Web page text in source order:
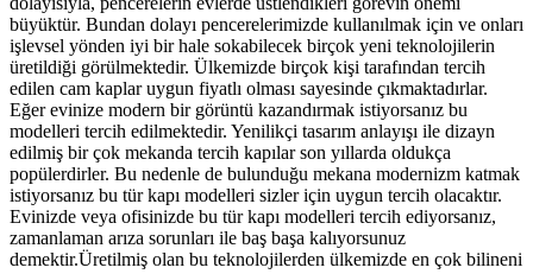
büyüktür. Bundan dolayı pencerelerimizde kullanılmak için ve onları
işlevsel yönden iyi bir hale sokabilecek birçok yeni teknolojilerin
üretildiği görülmektedir. Ülkemizde birçok kişi tarafından tercih
edilen cam kaplar uygun fiyatlı olması sayesinde çıkmaktadırlar.
Eğer evinize modern bir görüntü kazandırmak istiyorsanız bu
modelleri tercih edilmektedir. Yenilikçi tasarım anlayışı ile dizayn
edilmiş bir çok mekanda tercih kapılar son yıllarda oldukça
popülerdirler. Bu nedenle de bulunduğu mekana modernizm katmak
istiyorsanız bu tür kapı modelleri sizler için uygun tercih olacaktır.
Evinizde veya ofisinizde bu tür kapı modelleri tercih ediyorsanız,
zamanlaman arıza sorunları ile baş başa kalıyorsunuz
demektir.Üretilmiş olan bu teknolojilerden ülkemizde en çok bilineni